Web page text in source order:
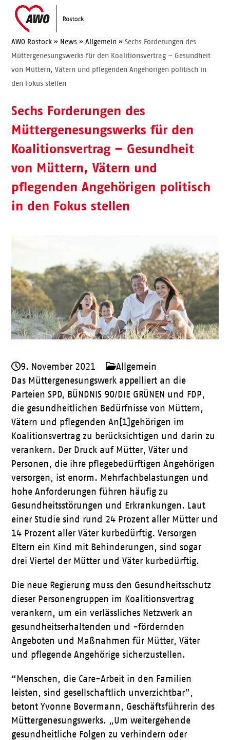
content
Open
mobile
menu
Close
mobile
menu
AWO Rostock » News »Allgemein »Sechs Forderungen des
Müttergenesungswerks für den Koalitionsvertrag – Gesundheit
von Müttern, Vätern und pflegenden Angehörigen politisch in
den Fokus stellen
Sechs Forderungen des
Müttergenesungswerks für den
Koalitionsvertrag – Gesundheit
von Müttern, Vätern und
pflegenden Angehörigen politisch
in den Fokus stellen
9. November 2021
Allgemein
Das Müttergenesungswerk appelliert an die
Parteien SPD, BÜNDNIS 90/DIE GRÜNEN und FDP,
die gesundheitlichen Bedürfnisse von Müttern,
Vätern und pflegenden An[1]gehörigen im
Koalitionsvertrag zu berücksichtigen und darin zu
verankern. Der Druck auf Mütter, Väter und
Personen, die ihre pflegebedürftigen Angehörigen
versorgen, ist enorm. Mehrfachbelastungen und
hohe Anforderungen führen häufig zu
Gesundheitsstörungen und Erkrankungen. Laut
einer Studie sind rund 24 Prozent aller Mütter und
14 Prozent aller Väter kurbedürftig. Versorgen
Eltern ein Kind mit Behinderungen, sind sogar
drei Viertel der Mütter und Väter kurbedürftig.
Die neue Regierung muss den Gesundheitsschutz
dieser Personengruppen im Koalitionsvertrag
verankern, um ein verlässliches Netzwerk an
gesundheitserhaltenden und -fördernden
Angeboten und Maßnahmen für Mütter, Väter
und pflegende Angehörige sicherzustellen.
“Menschen, die Care-Arbeit in den Familien
leisten, sind gesellschaftlich unverzichtbar”,
betont Yvonne Bovermann, Geschäftsführerin des
Müttergenesungswerks. „Um weitergehende
gesundheitliche Folgen zu verhindern oder